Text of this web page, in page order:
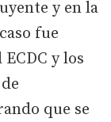
y en la
fue
y los
que se